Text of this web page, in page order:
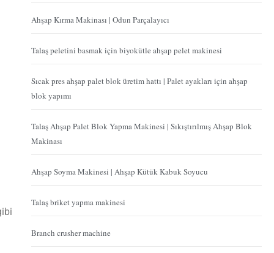
Ahşap Kırma Makinası | Odun Parçalayıcı
Talaş peletini basmak için biyokütle ahşap pelet makinesi
Sıcak pres ahşap palet blok üretim hattı | Palet ayakları için ahşap
blok yapımı
Talaş Ahşap Palet Blok Yapma Makinesi | Sıkıştırılmış Ahşap Blok
Makinası
Ahşap Soyma Makinesi | Ahşap Kütük Kabuk Soyucu
Talaş briket yapma makinesi
Branch crusher machine